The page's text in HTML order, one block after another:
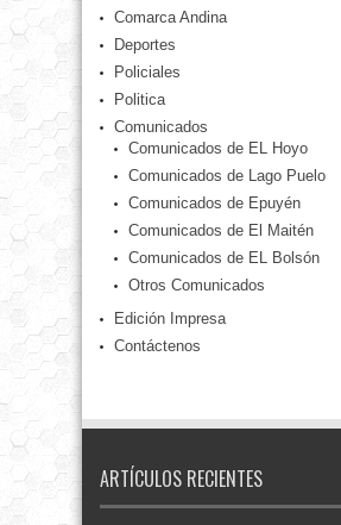
Comarca Andina
Deportes
Policiales
Politica
Comunicados
Comunicados de EL Hoyo
Comunicados de Lago Puelo
Comunicados de Epuyén
Comunicados de El Maitén
Comunicados de EL Bolsón
Otros Comunicados
Edición Impresa
Contáctenos
ARTÍCULOS RECIENTES